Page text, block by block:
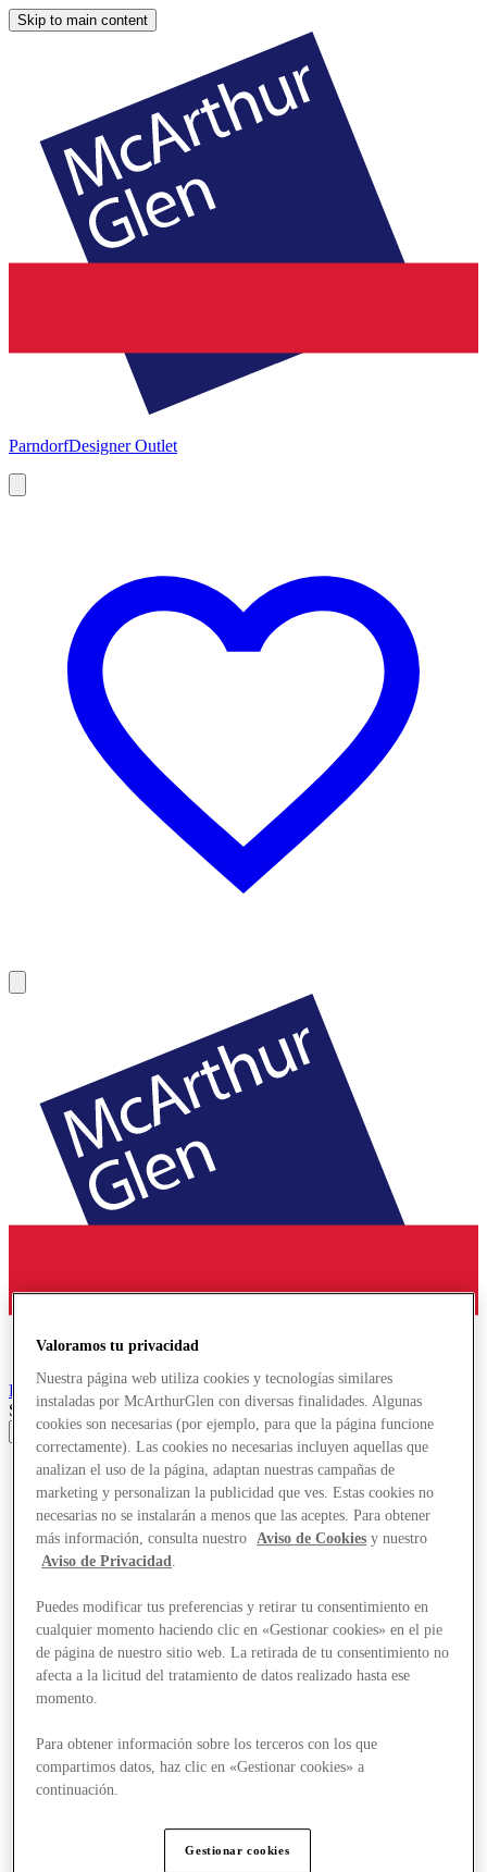
Skip to main content
ParndorfDesigner Outlet
Parndorf
Designer Outlet
Search input
Valoramos tu privacidad
Nuestra página web utiliza cookies y tecnologías similares
instaladas por McArthurGlen con diversas finalidades. Algunas
cookies son necesarias (por ejemplo, para que la página funcione
correctamente). Las cookies no necesarias incluyen aquellas que
analizan el uso de la página, adaptan nuestras campañas de
marketing y personalizan la publicidad que ves. Estas cookies no
necesarias no se instalarán a menos que las aceptes. Para obtener
más información, consulta nuestro
Aviso de Cookies y nuestro
Aviso de Privacidad.
Puedes modificar tus preferencias y retirar tu consentimiento en
cualquier momento haciendo clic en «Gestionar cookies» en el pie
de página de nuestro sitio web. La retirada de tu consentimiento no
afecta a la licitud del tratamiento de datos realizado hasta ese
momento.
Para obtener información sobre los terceros con los que
compartimos datos, haz clic en «Gestionar cookies» a
continuación.
Gestionar cookies